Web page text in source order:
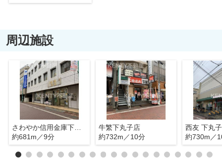
周辺施設
さわやか信用金庫下丸子支店
約681m／9分
牛繁下丸子店
約732m／10分
西友 下丸
約730m／